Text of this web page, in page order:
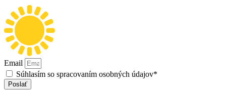
Email
Súhlasím so spracovaním osobných údajov*
Poslať